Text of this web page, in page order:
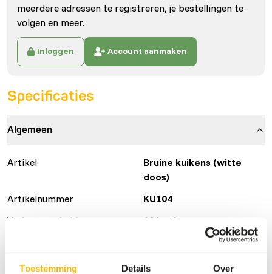
Toestemming Details Over
meerdere adressen te registreren, je bestellingen te
volgen en meer.
Inloggen Account aanmaken
Specificaties
Algemeen
Artikel
Bruine kuikens (witte
doos)
Artikelnummer
KU104
Verkoopeenheid
10 kg doos
Tijdelijk niet beschikbaar
105 dozen per pallet